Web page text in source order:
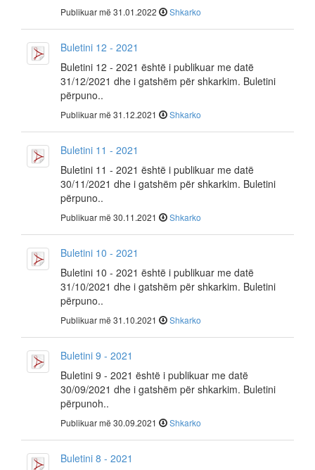
Publikuar më 31.01.2022 Shkarko
Buletini 12 - 2021
Buletini 12 - 2021 është i publikuar me datë
31/12/2021 dhe i gatshëm për shkarkim. Buletini
përpuno..
Publikuar më 31.12.2021 Shkarko
Buletini 11 - 2021
Buletini 11 - 2021 është i publikuar me datë
30/11/2021 dhe i gatshëm për shkarkim. Buletini
përpuno..
Publikuar më 30.11.2021 Shkarko
Buletini 10 - 2021
Buletini 10 - 2021 është i publikuar me datë
31/10/2021 dhe i gatshëm për shkarkim. Buletini
përpuno..
Publikuar më 31.10.2021 Shkarko
Buletini 9 - 2021
Buletini 9 - 2021 është i publikuar me datë
30/09/2021 dhe i gatshëm për shkarkim. Buletini
përpunoh..
Publikuar më 30.09.2021 Shkarko
Buletini 8 - 2021